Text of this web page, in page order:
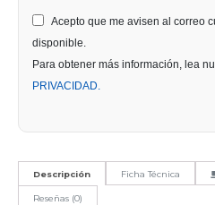
Acepto que me avisen al correo
disponible.
Para obtener más información, lea
PRIVACIDAD.
Descripción Ficha Técnica
Reseñas (0)